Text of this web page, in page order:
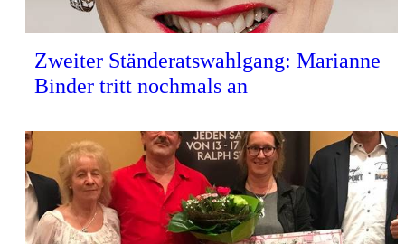
Zweiter Ständeratswahlgang: Marianne
Binder tritt nochmals an